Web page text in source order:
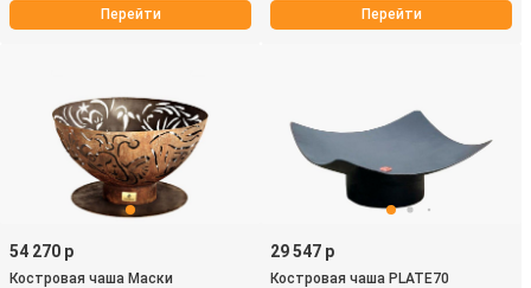
Перейти Перейти
54 270 р
Костровая чаша Маски
29 547 р
Костровая чаша PLATE70